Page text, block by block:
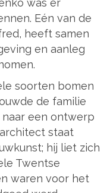
was er
Eén van de
heeft samen
en aanleg
soorten bomen
de familie
een ontwerp
staat
hij liet zich
Twentse
waren voor het